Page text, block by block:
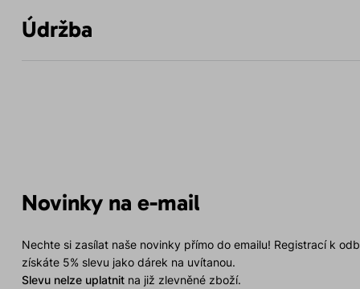
Údržba
Novinky na e-mail
Nechte si zasílat naše novinky přímo do emailu! Registrací k
získáte 5% slevu jako dárek na uvítanou.
Slevu nelze uplatnitna již zlevněné zboží.